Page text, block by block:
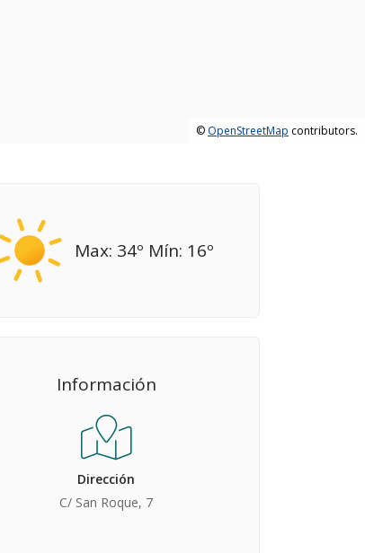
© OpenStreetMap contributors.
Max: 34º Mín: 16º
Información
Dirección
C/ San Roque, 7